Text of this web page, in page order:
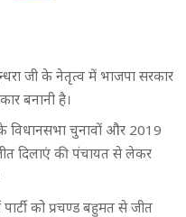
जी के नेतृत्व में भाजपा सरकार
बनानी है।
विधानसभा चुनावों और 2019
दिलाएं की पंचायत से लेकर
को प्रचण्ड बहुमत से जीत